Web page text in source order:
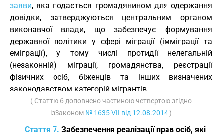
заяви, яка подається громадянином для одержання
довідки, затверджуються центральним органом
виконавчої влади, що забезпечує формування
державної політики у сфері міграції (імміграції та
еміграції), у тому числі протидії нелегальній
(незаконній) міграції, громадянства, реєстрації
фізичних осіб, біженців та інших визначених
законодавством категорій мігрантів.
( Статтю 6 доповнено частиною четвертою згідно
ізЗаконом № 1635-VII від 12.08.2014)
Стаття 7. Забезпечення реалізації прав осіб, які